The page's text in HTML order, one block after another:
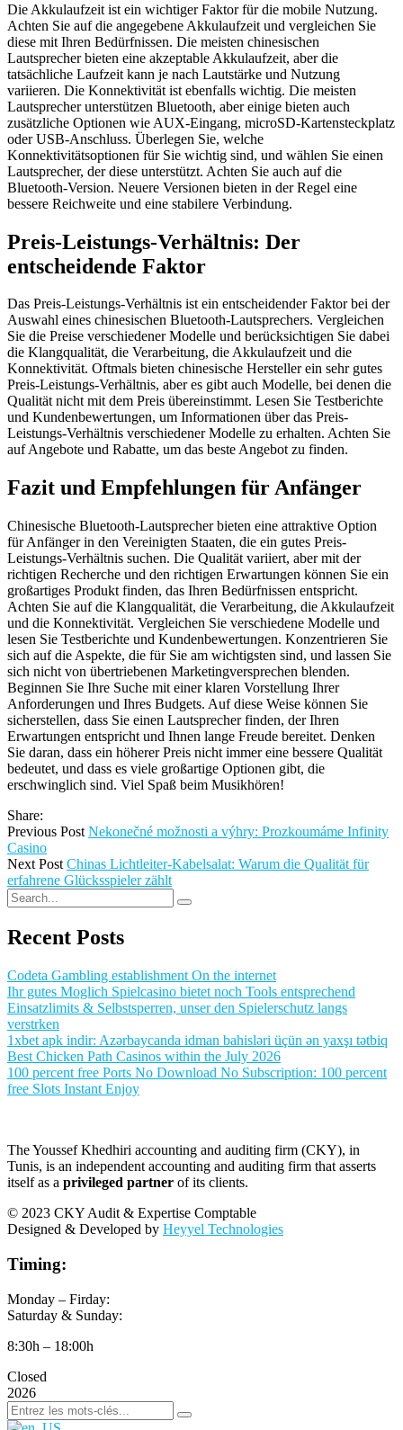
Die Akkulaufzeit ist ein wichtiger Faktor für die mobile Nutzung.
Achten Sie auf die angegebene Akkulaufzeit und vergleichen Sie
diese mit Ihren Bedürfnissen. Die meisten chinesischen
Lautsprecher bieten eine akzeptable Akkulaufzeit, aber die
tatsächliche Laufzeit kann je nach Lautstärke und Nutzung
variieren. Die Konnektivität ist ebenfalls wichtig. Die meisten
Lautsprecher unterstützen Bluetooth, aber einige bieten auch
zusätzliche Optionen wie AUX-Eingang, microSD-Kartensteckplatz
oder USB-Anschluss. Überlegen Sie, welche
Konnektivitätsoptionen für Sie wichtig sind, und wählen Sie einen
Lautsprecher, der diese unterstützt. Achten Sie auch auf die
Bluetooth-Version. Neuere Versionen bieten in der Regel eine
bessere Reichweite und eine stabilere Verbindung.
Preis-Leistungs-Verhältnis: Der
entscheidende Faktor
Das Preis-Leistungs-Verhältnis ist ein entscheidender Faktor bei der
Auswahl eines chinesischen Bluetooth-Lautsprechers. Vergleichen
Sie die Preise verschiedener Modelle und berücksichtigen Sie dabei
die Klangqualität, die Verarbeitung, die Akkulaufzeit und die
Konnektivität. Oftmals bieten chinesische Hersteller ein sehr gutes
Preis-Leistungs-Verhältnis, aber es gibt auch Modelle, bei denen die
Qualität nicht mit dem Preis übereinstimmt. Lesen Sie Testberichte
und Kundenbewertungen, um Informationen über das Preis-
Leistungs-Verhältnis verschiedener Modelle zu erhalten. Achten Sie
auf Angebote und Rabatte, um das beste Angebot zu finden.
Fazit und Empfehlungen für Anfänger
Chinesische Bluetooth-Lautsprecher bieten eine attraktive Option
für Anfänger in den Vereinigten Staaten, die ein gutes Preis-
Leistungs-Verhältnis suchen. Die Qualität variiert, aber mit der
richtigen Recherche und den richtigen Erwartungen können Sie ein
großartiges Produkt finden, das Ihren Bedürfnissen entspricht.
Achten Sie auf die Klangqualität, die Verarbeitung, die Akkulaufzeit
und die Konnektivität. Vergleichen Sie verschiedene Modelle und
lesen Sie Testberichte und Kundenbewertungen. Konzentrieren Sie
sich auf die Aspekte, die für Sie am wichtigsten sind, und lassen Sie
sich nicht von übertriebenen Marketingversprechen blenden.
Beginnen Sie Ihre Suche mit einer klaren Vorstellung Ihrer
Anforderungen und Ihres Budgets. Auf diese Weise können Sie
sicherstellen, dass Sie einen Lautsprecher finden, der Ihren
Erwartungen entspricht und Ihnen lange Freude bereitet. Denken
Sie daran, dass ein höherer Preis nicht immer eine bessere Qualität
bedeutet, und dass es viele großartige Optionen gibt, die
erschwinglich sind. Viel Spaß beim Musikhören!
Share:
Previous Post Nekonečné možnosti a výhry: Prozkoumáme Infinity
Casino
Next Post Chinas Lichtleiter-Kabelsalat: Warum die Qualität für
erfahrene Glücksspieler zählt
Recent Posts
Codeta Gambling establishment On the internet
Ihr gutes Moglich Spielcasino bietet noch Tools entsprechend
Einsatzlimits & Selbstsperren, unser den Spielerschutz langs
verstrken
1xbet apk indir: Azərbaycanda idman bahisləri üçün ən yaxşı tətbiq
Best Chicken Path Casinos within the July 2026
100 percent free Ports No Download No Subscription: 100 percent
free Slots Instant Enjoy
The Youssef Khedhiri accounting and auditing firm (CKY), in
Tunis, is an independent accounting and auditing firm that asserts
itself as a privileged partner of its clients.
© 2023 CKY Audit & Expertise Comptable
Designed & Developed by Heyyel Technologies
Timing:
Monday – Firday:
Saturday & Sunday:
8:30h – 18:00h
Closed
2026